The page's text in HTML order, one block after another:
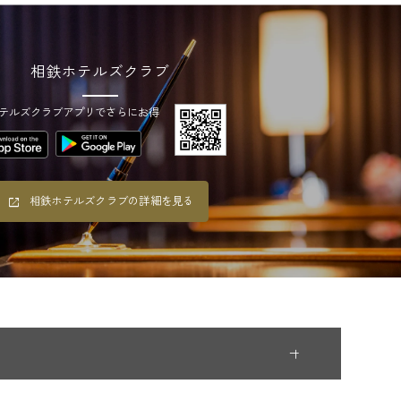
相鉄ホテルズクラブ
ルズクラブアプリでさらにお得
相鉄ホテルズクラブの詳細を見る